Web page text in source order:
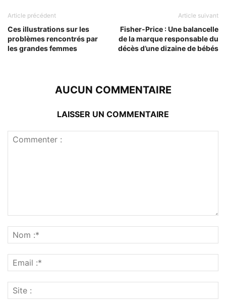
Article précédent
Ces illustrations sur les
problèmes rencontrés par
les grandes femmes
Article suivant
Fisher-Price : Une balancelle
de la marque responsable du
décès d’une dizaine de bébés
AUCUN COMMENTAIRE
LAISSER UN COMMENTAIRE